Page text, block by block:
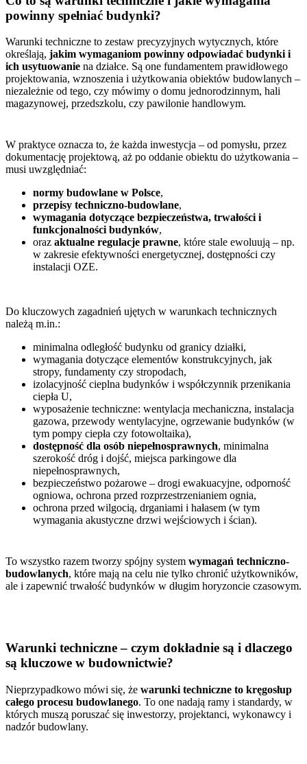
powinny spełniać budynki?
Warunki techniczne to zestaw precyzyjnych wytycznych, które
określają, jakim wymaganiom powinny odpowiadać budynki i
ich usytuowanie na działce. Są one fundamentem prawidłowego
projektowania, wznoszenia i użytkowania obiektów budowlanych –
niezależnie od tego, czy mówimy o domu jednorodzinnym, hali
magazynowej, przedszkolu, czy pawilonie handlowym.
W praktyce oznacza to, że każda inwestycja – od pomysłu, przez
dokumentację projektową, aż po oddanie obiektu do użytkowania –
musi uwzględniać:
normy budowlane w Polsce,
przepisy techniczno-budowlane,
wymagania dotyczące bezpieczeństwa, trwałości i
funkcjonalności budynków,
oraz aktualne regulacje prawne, które stale ewoluują – np.
w zakresie efektywności energetycznej, dostępności czy
instalacji OZE.
Do kluczowych zagadnień ujętych w warunkach technicznych
należą m.in.:
minimalna odległość budynku od granicy działki,
wymagania dotyczące elementów konstrukcyjnych, jak
stropy, fundamenty czy stropodach,
izolacyjność cieplna budynków i współczynnik przenikania
ciepła U,
wyposażenie techniczne: wentylacja mechaniczna, instalacja
gazowa, przewody wentylacyjne, ogrzewanie budynków (w
tym pompy ciepła czy fotowoltaika),
dostępność dla osób niepełnosprawnych, minimalna
szerokość dróg i dojść, miejsca parkingowe dla
niepełnosprawnych,
bezpieczeństwo pożarowe – drogi ewakuacyjne, odporność
ogniowa, ochrona przed rozprzestrzenianiem ognia,
ochrona przed wilgocią, drganiami i hałasem (w tym
wymagania akustyczne drzwi wejściowych i ścian).
To wszystko razem tworzy spójny system wymagań techniczno-
budowlanych, które mają na celu nie tylko chronić użytkowników,
ale i zapewnić trwałość budynków w długim horyzoncie czasowym.
Warunki techniczne – czym dokładnie są i dlaczego
są kluczowe w budownictwie?
Nieprzypadkowo mówi się, że warunki techniczne to kręgosłup
całego procesu budowlanego. To one nadają ramy i standardy, w
których muszą poruszać się inwestorzy, projektanci, wykonawcy i
nadzór budowlany.